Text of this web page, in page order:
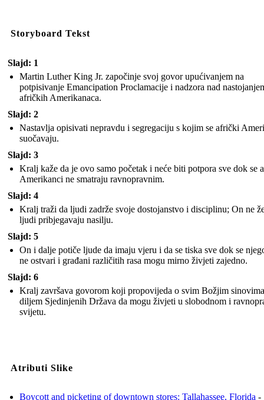
Storyboard Tekst
Slajd: 1
Martin Luther King Jr. započinje svoj govor upućivanjem na
potpisivanje Emancipation Proclamacije i nadzora nad
afričkih Amerikanaca.
Slajd: 2
Nastavlja opisivati ​​nepravdu i segregaciju s kojim se afrički
suočavaju.
Slajd: 3
Kralj kaže da je ovo samo početak i neće biti potpora sve dok se
Amerikanci ne smatraju ravnopravnim.
Slajd: 4
Kralj traži da ljudi zadrže svoje dostojanstvo i disciplinu; On ne
ljudi pribjegavaju nasilju.
Slajd: 5
On i dalje potiče ljude da imaju vjeru i da se tiska sve dok se
ne ostvari i građani različitih rasa mogu mirno živjeti zajedno.
Slajd: 6
Kralj završava govorom koji propovijeda o svim Božjim sinovima
diljem Sjedinjenih Država da mogu živjeti u slobodnom i
svijetu.
Atributi Slike
Boycott and picketing of downtown stores: Tallahassee, Florida -